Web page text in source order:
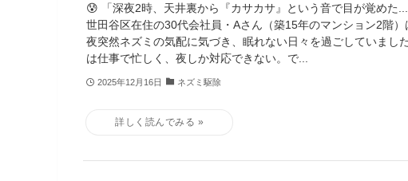
😰 「深夜2時、天井裏から『カサカサ』という音で目が覚めた
世田谷区在住の30代会社員・Aさん（築15年のマンション2階）
夜突然ネズミの気配に気づき、眠れない日々を過ごしていまし
は仕事で忙しく、夜しか対応できない。で...
2025年12月16日 ネズミ駆除